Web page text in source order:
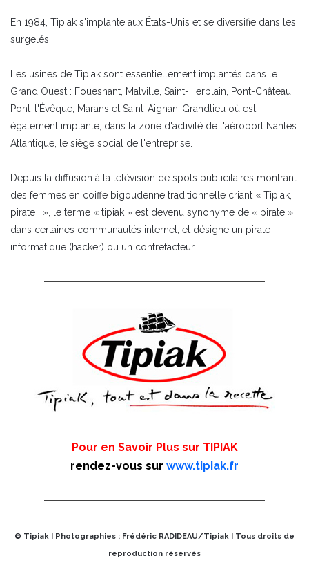
En 1984, Tipiak s'implante aux États-Unis et se diversifie dans les
surgelés.
Les usines de Tipiak sont essentiellement implantés dans le
Grand Ouest : Fouesnant, Malville, Saint-Herblain, Pont-Château,
Pont-l'Évêque, Marans et Saint-Aignan-Grandlieu où est
également implanté, dans la zone d'activité de l'aéroport Nantes
Atlantique, le siège social de l'entreprise.
Depuis la diffusion à la télévision de spots publicitaires montrant
des femmes en coiffe bigoudenne traditionnelle criant « Tipiak,
pirate ! », le terme « tipiak » est devenu synonyme de « pirate »
dans certaines communautés internet, et désigne un pirate
informatique (hacker) ou un contrefacteur.
Pour en Savoir Plus sur TIPIAK
rendez-vous sur www.tipiak.fr
© Tipiak | Photographies : Frédéric RADIDEAU/Tipiak | Tous droits de
reproduction réservés